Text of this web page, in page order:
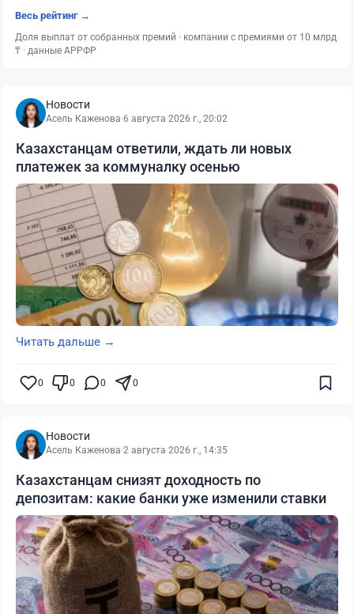
Весь рейтинг →
Доля выплат от собранных премий · компании с премиями от 10 млрд
₸ · данные АРРФР
Новости
Асель Каженова·6 августа 2026 г., 20:02
Казахстанцам ответили, ждать ли новых
платежек за коммуналку осенью
Читать дальше →
0 0 0 0
Новости
Асель Каженова·2 августа 2026 г., 14:35
Казахстанцам снизят доходность по
депозитам: какие банки уже изменили ставки